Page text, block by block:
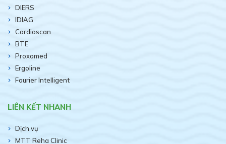
DIERS
IDIAG
Cardioscan
BTE
Proxomed
Ergoline
Fourier Intelligent
LIÊN KẾT NHANH
Dịch vụ
MTT Reha Clinic